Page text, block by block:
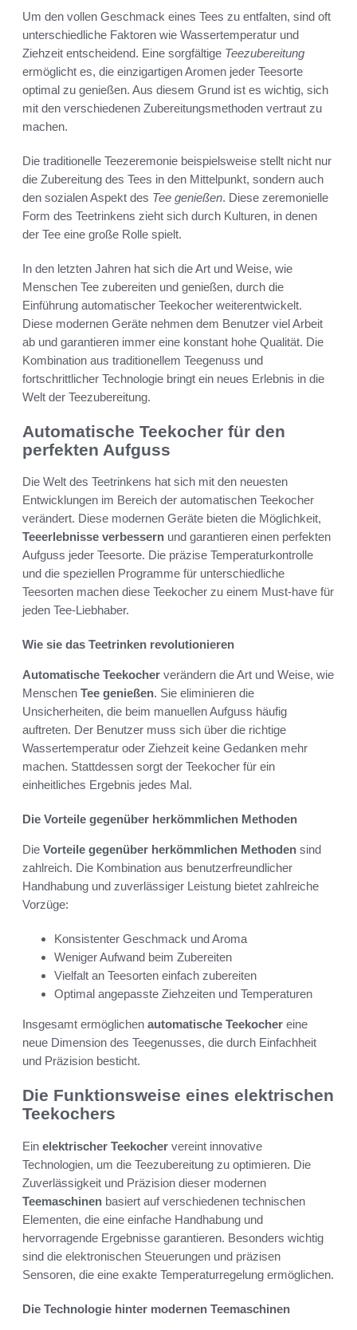
Um den vollen Geschmack eines Tees zu entfalten, sind oft
unterschiedliche Faktoren wie Wassertemperatur und
Ziehzeit entscheidend. Eine sorgfältige Teezubereitung
ermöglicht es, die einzigartigen Aromen jeder Teesorte
optimal zu genießen. Aus diesem Grund ist es wichtig, sich
mit den verschiedenen Zubereitungsmethoden vertraut zu
machen.
Die traditionelle Teezeremonie beispielsweise stellt nicht nur
die Zubereitung des Tees in den Mittelpunkt, sondern auch
den sozialen Aspekt des Tee genießen. Diese zeremonielle
Form des Teetrinkens zieht sich durch Kulturen, in denen
der Tee eine große Rolle spielt.
In den letzten Jahren hat sich die Art und Weise, wie
Menschen Tee zubereiten und genießen, durch die
Einführung automatischer Teekocher weiterentwickelt.
Diese modernen Geräte nehmen dem Benutzer viel Arbeit
ab und garantieren immer eine konstant hohe Qualität. Die
Kombination aus traditionellem Teegenuss und
fortschrittlicher Technologie bringt ein neues Erlebnis in die
Welt der Teezubereitung.
Automatische Teekocher für den
perfekten Aufguss
Die Welt des Teetrinkens hat sich mit den neuesten
Entwicklungen im Bereich der automatischen Teekocher
verändert. Diese modernen Geräte bieten die Möglichkeit,
Teeerlebnisse verbessern und garantieren einen perfekten
Aufguss jeder Teesorte. Die präzise Temperaturkontrolle
und die speziellen Programme für unterschiedliche
Teesorten machen diese Teekocher zu einem Must-have für
jeden Tee-Liebhaber.
Wie sie das Teetrinken revolutionieren
Automatische Teekocher verändern die Art und Weise, wie
Menschen Tee genießen. Sie eliminieren die
Unsicherheiten, die beim manuellen Aufguss häufig
auftreten. Der Benutzer muss sich über die richtige
Wassertemperatur oder Ziehzeit keine Gedanken mehr
machen. Stattdessen sorgt der Teekocher für ein
einheitliches Ergebnis jedes Mal.
Die Vorteile gegenüber herkömmlichen Methoden
Die Vorteile gegenüber herkömmlichen Methoden sind
zahlreich. Die Kombination aus benutzerfreundlicher
Handhabung und zuverlässiger Leistung bietet zahlreiche
Vorzüge:
Konsistenter Geschmack und Aroma
Weniger Aufwand beim Zubereiten
Vielfalt an Teesorten einfach zubereiten
Optimal angepasste Ziehzeiten und Temperaturen
Insgesamt ermöglichen automatische Teekocher eine
neue Dimension des Teegenusses, die durch Einfachheit
und Präzision besticht.
Die Funktionsweise eines elektrischen
Teekochers
Ein elektrischer Teekocher vereint innovative
Technologien, um die Teezubereitung zu optimieren. Die
Zuverlässigkeit und Präzision dieser modernen
Teemaschinen basiert auf verschiedenen technischen
Elementen, die eine einfache Handhabung und
hervorragende Ergebnisse garantieren. Besonders wichtig
sind die elektronischen Steuerungen und präzisen
Sensoren, die eine exakte Temperaturregelung ermöglichen.
Die Technologie hinter modernen Teemaschinen